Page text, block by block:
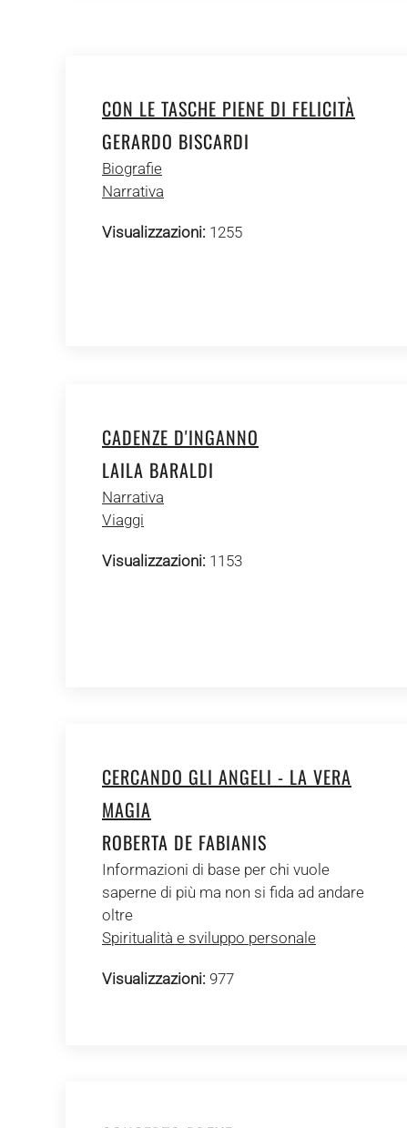
CON LE TASCHE PIENE DI FELICITÀ
GERARDO BISCARDI
Biografie
Narrativa
Visualizzazioni: 1255
CADENZE D'INGANNO
LAILA BARALDI
Narrativa
Viaggi
Visualizzazioni: 1153
CERCANDO GLI ANGELI - LA VERA
MAGIA
ROBERTA DE FABIANIS
Informazioni di base per chi vuole
saperne di più ma non si fida ad andare
oltre
Spiritualità e sviluppo personale
Visualizzazioni: 977